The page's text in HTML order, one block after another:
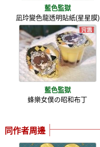
藍色監獄
凪玲變色龍透明貼紙(星星膜)
藍色監獄
蜂樂女僕の昭和布丁
同作者周邊